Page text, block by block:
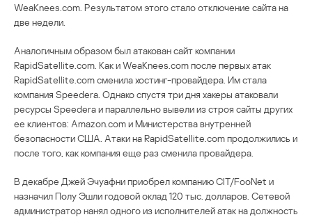
WeaKnees.com. Результатом этого стало отключение сайта на
две недели.
Аналогичным образом был атакован сайт компании
RapidSatellite.com. Как и WeaKnees.com после первых атак
RapidSatellite.com сменила хостинг-провайдера. Им стала
компания Speedera. Однако спустя три дня хакеры атаковали
ресурсы Speedera и параллельно вывели из строя сайты других
ее клиентов: Amazon.com и Министерства внутренней
безопасности США. Атаки на RapidSatellite.com продолжились и
после того, как компания еще раз сменила провайдера.
В декабре Джей Эчуафни приобрел компанию CIT/FooNet и
назначил Полу Эшли годовой оклад 120 тыс. долларов. Сетевой
администратор нанял одного из исполнителей атак на должность